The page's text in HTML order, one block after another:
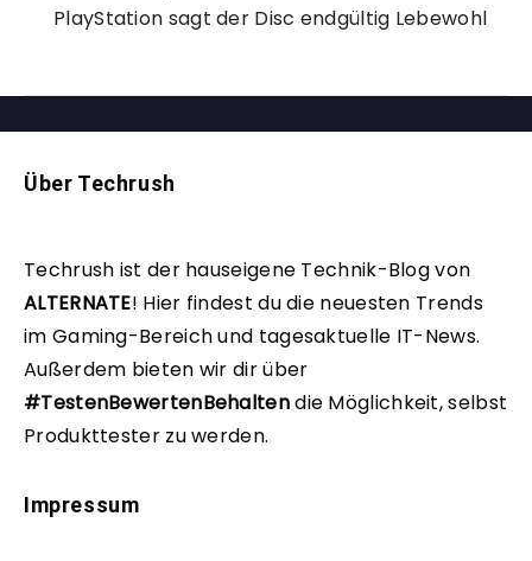
PlayStation sagt der Disc endgültig Lebewohl
Über Techrush
Techrush ist der hauseigene Technik-Blog von
ALTERNATE! Hier findest du die neuesten Trends
im Gaming-Bereich und tagesaktuelle IT-News.
Außerdem bieten wir dir über
#TestenBewertenBehaltendie Möglichkeit, selbst
Produkttester zu werden.
Impressum